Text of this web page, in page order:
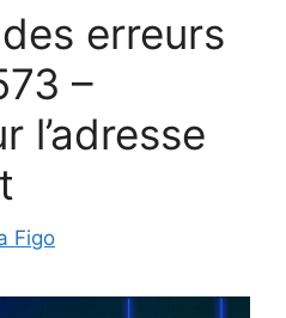
erreurs
–
l’adresse
Figo